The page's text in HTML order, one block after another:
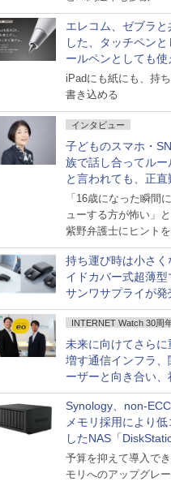
エレコム、ゼブラと
した、タッチペンと
ールペンとしても使
タイラスツーウェイ
iPadにも紙にも、持
書き込める
インタビュー
子どものスマホ・
族で話し合ってルー
と言われても、正直
いですか？
「16歳になった瞬間
ューする方が怖い」
紫野弁護士にヒントを
持ち運び時は小さく
イドカバー式超薄型
サンワサプライが発
INTERNET Watch 30周
未来に向けてさらに
増す通信インフラ、
ーザーと向き合い、
の“あたらしい”を起
る～オプテージ
Synology、non-
メモリ採用により
したNAS「
neo+」シリーズ
予算を抑えて導入で
モリへのアップグレ